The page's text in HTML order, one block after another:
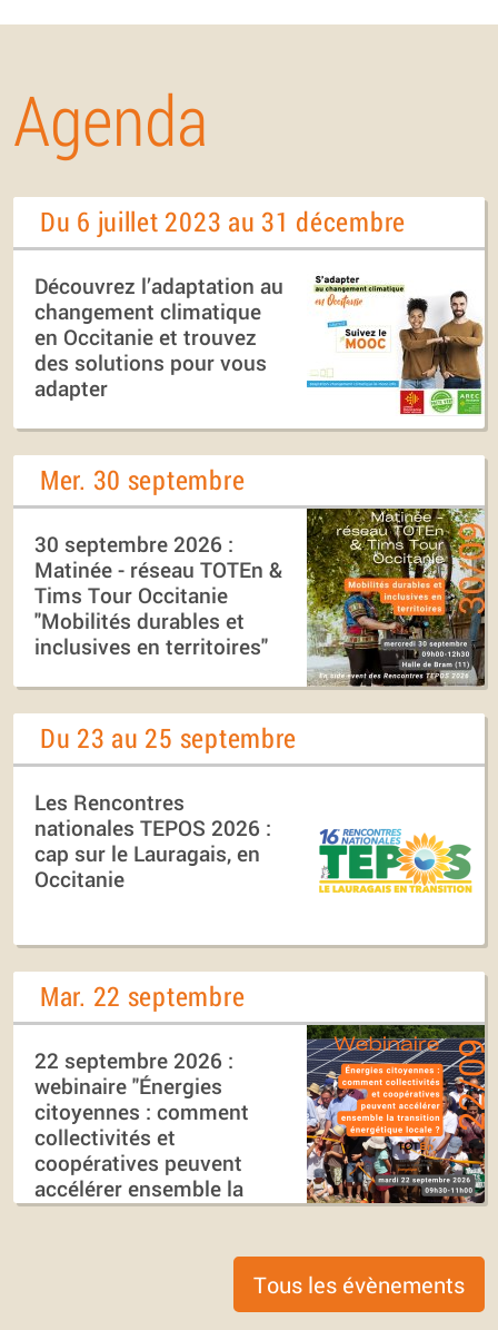
Agenda
Du 6 juillet 2023 au 31 décembre
Découvrez l’adaptation au
changement climatique
en Occitanie et trouvez
des solutions pour vous
adapter
Mer. 30 septembre
30 septembre 2026 :
Matinée - réseau TOTEn &
Tims Tour Occitanie
"Mobilités durables et
inclusives en territoires"
Du 23 au 25 septembre
Les Rencontres
nationales TEPOS 2026 :
cap sur le Lauragais, en
Occitanie
Mar. 22 septembre
22 septembre 2026 :
webinaire "Énergies
citoyennes : comment
collectivités et
coopératives peuvent
accélérer ensemble la
transition énergétique
Tous les évènements